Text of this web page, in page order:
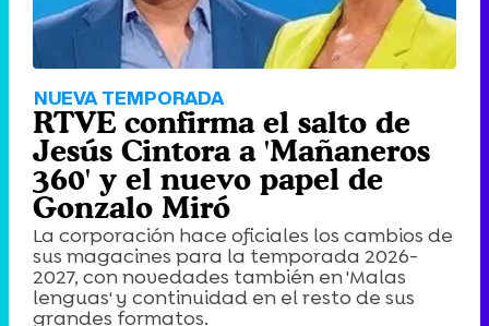
NUEVA TEMPORADA
RTVE confirma el salto de
Jesús Cintora a 'Mañaneros
360' y el nuevo papel de
Gonzalo Miró
La corporación hace oficiales los cambios de
sus magacines para la temporada 2026-
2027, con novedades también en 'Malas
lenguas' y continuidad en el resto de sus
grandes formatos.